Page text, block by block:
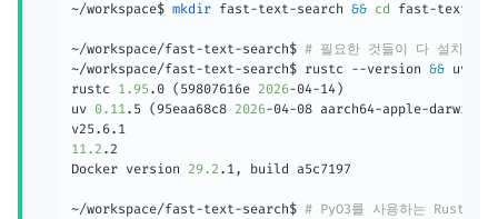
~/workspace$ mkdir fast-text-search && cd fast-text-
~/workspace/fast-text-search$ # 필요한 것들이 다 설치되
~/workspace/fast-text-search$ rustc --version && uv --
rustc 1.95 .0 ( 59807616e 2026-04-14 )
uv 0.11.5 (95eaa68c8 2026-04-08 aarch64-apple-darwin
11.2 .2
Docker version 29.2 .1, build a5c7197
~/workspace/fast-text-search$ # PyO3를 사용하는 Rust 엔진